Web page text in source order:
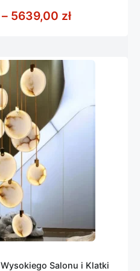
– 5639,00 złZakres cen:
Salonu i Klatki